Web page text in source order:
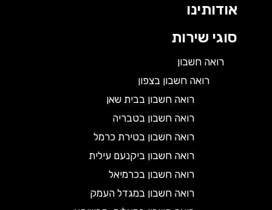
אודותינו
סוגי שירות
רואה חשבון
רואה חשבון בצפון
רואה חשבון בבית שאן
רואה חשבון בטבריה
רואה חשבון בטירת כרמל
רואה חשבון ביקנעם עילית
רואה חשבון בכרמיאל
רואה חשבון במגדל העמק